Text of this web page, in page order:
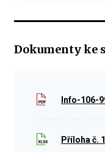
Dokumenty ke
Info-106-
Příloha č.